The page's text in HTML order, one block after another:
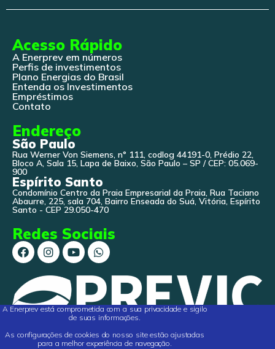
Acesso Rápido
A Enerprev em números
Perfis de investimentos
Plano Energias do Brasil
Entenda os Investimentos
Empréstimos
Contato
Endereço
São Paulo
Rua Werner Von Siemens, n° 111, codlog 44191-0, Prédio 22,
Bloco A, Sala 15, Lapa de Baixo, São Paulo – SP / CEP: 05.069-
900
Espírito Santo
Condomínio Centro da Praia Empresarial da Praia, Rua Taciano
Abaurre, 225, sala 704, Bairro Enseada do Suá, Vitória, Espírito
Santo - CEP 29.050-470
Redes Sociais
A Enerprev está comprometida com a sua privacidade e sigilo
de suas informações.
As configurações de cookies do nosso site estão ajustadas
para a melhor experiência de navegação.